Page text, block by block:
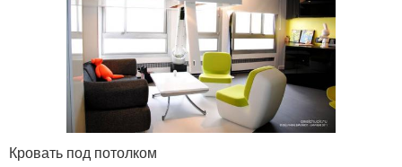
Кровать под потолком